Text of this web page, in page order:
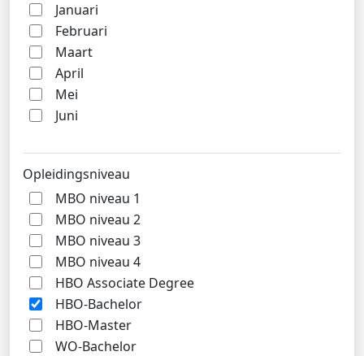
Januari
Februari
Maart
April
Mei
Juni
Opleidingsniveau
MBO niveau 1
MBO niveau 2
MBO niveau 3
MBO niveau 4
HBO Associate Degree
HBO-Bachelor
HBO-Master
WO-Bachelor